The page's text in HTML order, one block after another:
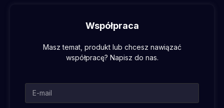
Współpraca
Masz temat, produkt lub chcesz nawiązać
współpracę? Napisz do nas.